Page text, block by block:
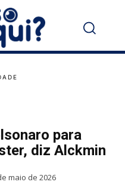
para
diz Alckmin
maio de 2026